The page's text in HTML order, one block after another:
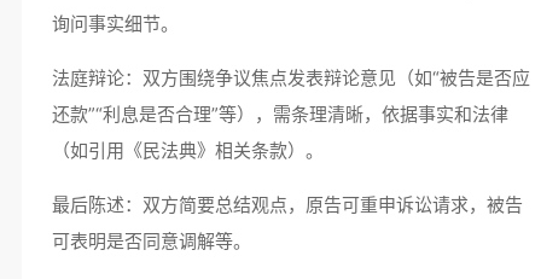
询问事实细节。
法庭辩论：双方围绕争议焦点发表辩论意见（如“被告是否应
还款”“利息是否合理”等），需条理清晰，依据事实和法律
（如引用《民法典》相关条款）。
最后陈述：双方简要总结观点，原告可重申诉讼请求，被告
可表明是否同意调解等。